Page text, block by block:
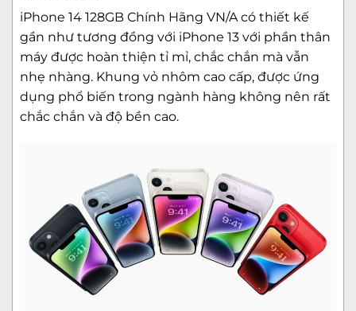
iPhone 14 128GB Chính Hãng VN/A có thiết kế
gần như tương đồng với iPhone 13 với phần thân
máy được hoàn thiện tỉ mỉ, chắc chắn mà vẫn
nhẹ nhàng. Khung vỏ nhôm cao cấp, được ứng
dụng phổ biến trong ngành hàng không nên rất
chắc chắn và độ bền cao.